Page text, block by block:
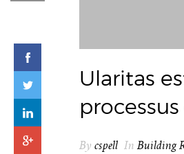
Ularitas
By cspell In Building